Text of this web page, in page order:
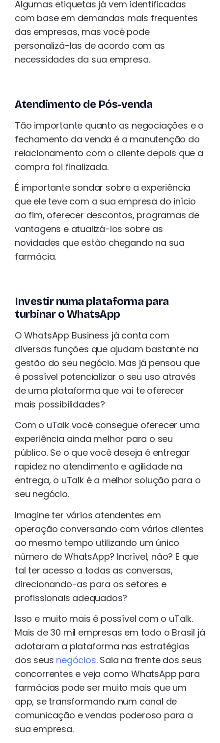
Algumas etiquetas já vem identificadas
com base em demandas mais frequentes
das empresas, mas você pode
personalizá-las de acordo com as
necessidades da sua empresa.
Atendimento de Pós-venda
Tão importante quanto as negociações e o
fechamento da venda é a manutenção do
relacionamento com o cliente depois que a
compra foi finalizada.
É importante sondar sobre a experiência
que ele teve com a sua empresa do início
ao fim, oferecer descontos, programas de
vantagens e atualizá-los sobre as
novidades que estão chegando na sua
farmácia.
Investir numa plataforma para
turbinar o WhatsApp
O WhatsApp Business já conta com
diversas funções que ajudam bastante na
gestão do seu negócio. Mas já pensou que
é possível potencializar o seu uso através
de uma plataforma que vai te oferecer
mais possibilidades?
Com o uTalk você consegue oferecer uma
experiência ainda melhor para o seu
público. Se o que você deseja é entregar
rapidez no atendimento e agilidade na
entrega, o uTalk é a melhor solução para o
seu negócio.
Imagine ter vários atendentes em
operação conversando com vários clientes
ao mesmo tempo utilizando um único
número de WhatsApp? Incrível, não? E que
tal ter acesso a todas as conversas,
direcionando-as para os setores e
profissionais adequados?
Isso e muito mais é possível com o uTalk.
Mais de 30 mil empresas em todo o Brasil já
adotaram a plataforma nas estratégias
dos seus negócios. Saia na frente dos seus
concorrentes e veja como WhatsApp para
farmácias pode ser muito mais que um
app, se transformando num canal de
comunicação e vendas poderoso para a
sua empresa.